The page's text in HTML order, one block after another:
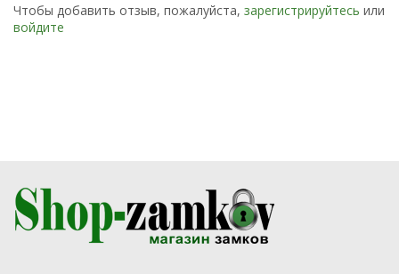
Чтобы добавить отзыв, пожалуйста, зарегистрируйтесь или
войдите